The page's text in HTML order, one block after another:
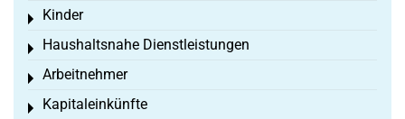
Kinder
Toggle menu
Haushaltsnahe Dienstleistungen
Toggle menu
Arbeitnehmer
Toggle menu
Kapitaleinkünfte
Toggle menu